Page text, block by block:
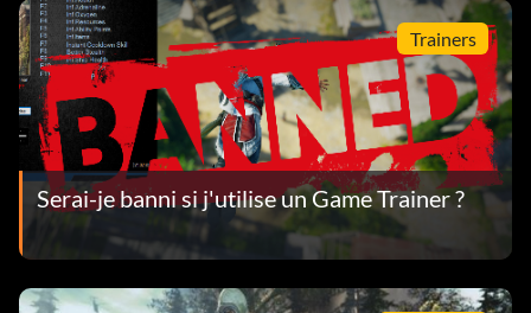
a donné lieu à une action en justice devant les
tribunaux fédéraux
Trainers
Serai-je banni si j'utilise un Game Trainer ?